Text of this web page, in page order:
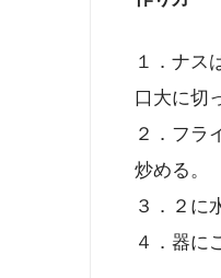
１．ナス
口大に切
２．フラ
炒める。
３．２に
４．器に